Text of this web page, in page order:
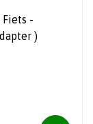
-
( + 7/13 Adapter )